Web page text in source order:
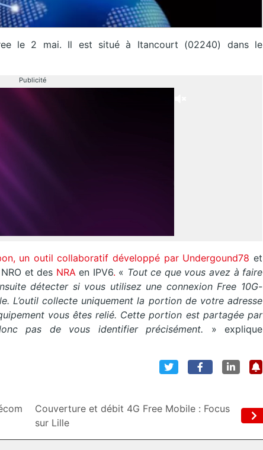
le 2 mai. Il est situé à Itancourt (02240) dans le
Publicité
un outil collaboratif développé par Undergound78 et
et des NRAen IPV6. « Tout ce que vous avez à faire
détecter si vous utilisez une connexion Free 10G-
L’outil collecte uniquement la portion de votre adresse
vous êtes relié. Cette portion est partagée par
pas de vous identifier précisément. » explique
Couverture et débit 4G Free Mobile : Focus
sur Lille